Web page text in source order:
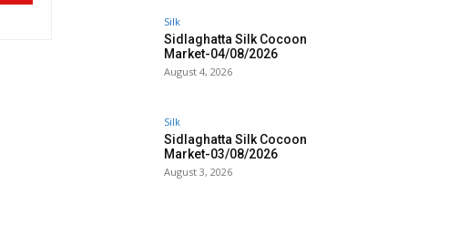
Silk
Sidlaghatta Silk Cocoon
Market-04/08/2026
August 4, 2026
Silk
Sidlaghatta Silk Cocoon
Market-03/08/2026
August 3, 2026